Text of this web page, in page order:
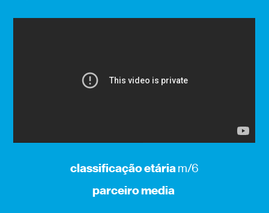
classificação etária m/6
parceiro media